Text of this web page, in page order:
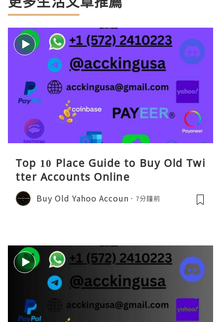
Top 10 Place Guide to Buy Old Twi
tter Accounts Online
Buy Old Yahoo Accoun 7分鐘前